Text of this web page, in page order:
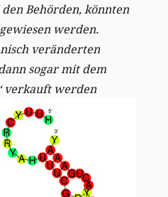
Behörden, könnten
werden.
veränderten
sogar mit dem
verkauft werden